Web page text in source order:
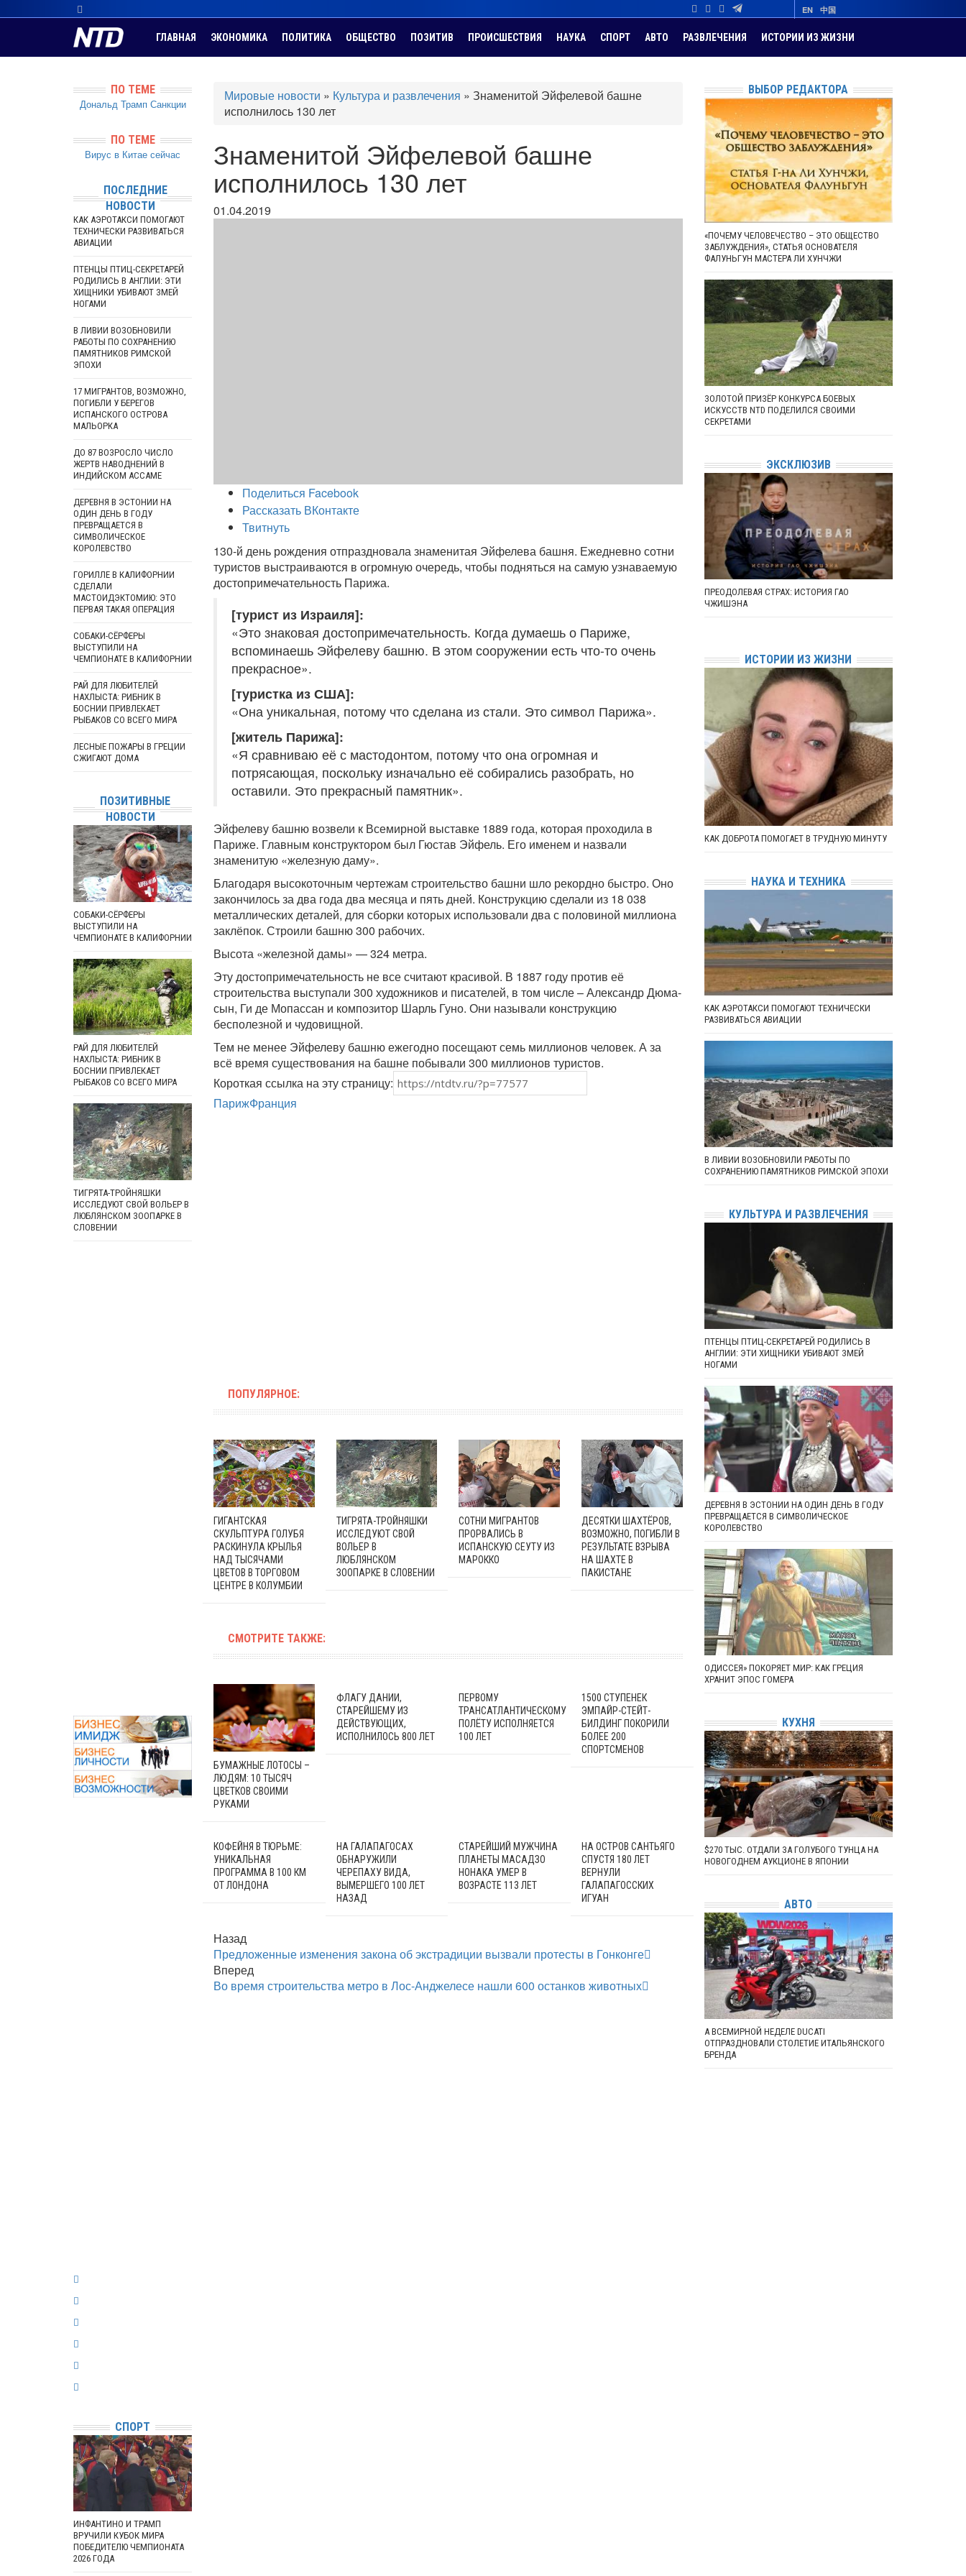
EN 中国
ГЛАВНАЯ ЭКОНОМИКА ПОЛИТИКА ОБЩЕСТВО ПОЗИТИВ ПРОИСШЕСТВИЯ НАУКА СПОРТ АВТО РАЗВЛЕЧЕНИЯ ИСТОРИИ ИЗ ЖИЗНИ
Мировые новости » Культура и развлечения » Знаменитой Эйфелевой башне
исполнилось 130 лет
Знаменитой Эйфелевой башне
исполнилось 130 лет
01.04.2019
Поделиться Facebook
Рассказать ВКонтакте
Твитнуть
130-й день рождения отпраздновала знаменитая Эйфелева башня. Ежедневно сотни
туристов выстраиваются в огромную очередь, чтобы подняться на самую узнаваемую
достопримечательность Парижа.
[турист из Израиля]:
«Это знаковая достопримечательность. Когда думаешь о Париже,
вспоминаешь Эйфелеву башню. В этом сооружении есть что-то очень
прекрасное».
[туристка из США]:
«Она уникальная, потому что сделана из стали. Это символ Парижа».
[житель Парижа]:
«Я сравниваю её с мастодонтом, потому что она огромная и
потрясающая, поскольку изначально её собирались разобрать, но
оставили. Это прекрасный памятник».
Эйфелеву башню возвели к Всемирной выставке 1889 года, которая проходила в
Париже. Главным конструктором был Гюстав Эйфель. Его именем и назвали
знаменитую «железную даму».
Благодаря высокоточным чертежам строительство башни шло рекордно быстро. Оно
закончилось за два года два месяца и пять дней. Конструкцию сделали из 18 038
металлических деталей, для сборки которых использовали два с половиной миллиона
заклёпок. Строили башню 300 рабочих.
Высота «железной дамы» — 324 метра.
Эту достопримечательность не все считают красивой. В 1887 году против её
строительства выступали 300 художников и писателей, в том числе – Александр Дюма-
сын, Ги де Мопассан и композитор Шарль Гуно. Они называли конструкцию
бесполезной и чудовищной.
Тем не менее Эйфелеву башню ежегодно посещают семь миллионов человек. А за
всё время существования на башне побывали 300 миллионов туристов.
Короткая ссылка на эту страницу:
ПарижФранция
ПОПУЛЯРНОЕ:
ГИГАНТСКАЯ
СКУЛЬПТУРА ГОЛУБЯ
РАСКИНУЛА КРЫЛЬЯ
НАД ТЫСЯЧАМИ
ЦВЕТОВ В ТОРГОВОМ
ЦЕНТРЕ В КОЛУМБИИ
ТИГРЯТА-ТРОЙНЯШКИ
ИССЛЕДУЮТ СВОЙ
ВОЛЬЕР В
ЛЮБЛЯНСКОМ
ЗООПАРКЕ В СЛОВЕНИИ
СОТНИ МИГРАНТОВ
ПРОРВАЛИСЬ В
ИСПАНСКУЮ СЕУТУ ИЗ
МАРОККО
ДЕСЯТКИ ШАХТЁРОВ,
ВОЗМОЖНО, ПОГИБЛИ В
РЕЗУЛЬТАТЕ ВЗРЫВА
НА ШАХТЕ В
ПАКИСТАНЕ
СМОТРИТЕ ТАКЖЕ:
БУМАЖНЫЕ ЛОТОСЫ –
ЛЮДЯМ: 10 ТЫСЯЧ
ЦВЕТКОВ СВОИМИ
РУКАМИ
ФЛАГУ ДАНИИ,
СТАРЕЙШЕМУ ИЗ
ДЕЙСТВУЮЩИХ,
ИСПОЛНИЛОСЬ 800 ЛЕТ
ПЕРВОМУ
ТРАНСАТЛАНТИЧЕСКОМУ
ПОЛЁТУ ИСПОЛНЯЕТСЯ
100 ЛЕТ
1500 СТУПЕНЕК
ЭМПАЙР-СТЕЙТ-
БИЛДИНГ ПОКОРИЛИ
БОЛЕЕ 200
СПОРТСМЕНОВ
КОФЕЙНЯ В ТЮРЬМЕ:
УНИКАЛЬНАЯ
ПРОГРАММА В 100 КМ
ОТ ЛОНДОНА
НА ГАЛАПАГОСАХ
ОБНАРУЖИЛИ
ЧЕРЕПАХУ ВИДА,
ВЫМЕРШЕГО 100 ЛЕТ
НАЗАД
СТАРЕЙШИЙ МУЖЧИНА
ПЛАНЕТЫ МАСАДЗО
НОНАКА УМЕР В
ВОЗРАСТЕ 113 ЛЕТ
НА ОСТРОВ САНТЬЯГО
СПУСТЯ 180 ЛЕТ
ВЕРНУЛИ
ГАЛАПАГОССКИХ
ИГУАН
Назад
Предложенные изменения закона об экстрадиции вызвали протесты в Гонконге
Вперед
Во время строительства метро в Лос-Анджелесе нашли 600 останков животных
ПО ТЕМЕ
Дональд Трамп Санкции
ПО ТЕМЕ
Вирус в Китае сейчас
ПОСЛЕДНИЕ
НОВОСТИ
КАК АЭРОТАКСИ ПОМОГАЮТ
ТЕХНИЧЕСКИ РАЗВИВАТЬСЯ
АВИАЦИИ
ПТЕНЦЫ ПТИЦ-СЕКРЕТАРЕЙ
РОДИЛИСЬ В АНГЛИИ: ЭТИ
ХИЩНИКИ УБИВАЮТ ЗМЕЙ
НОГАМИ
В ЛИВИИ ВОЗОБНОВИЛИ
РАБОТЫ ПО СОХРАНЕНИЮ
ПАМЯТНИКОВ РИМСКОЙ
ЭПОХИ
17 МИГРАНТОВ, ВОЗМОЖНО,
ПОГИБЛИ У БЕРЕГОВ
ИСПАНСКОГО ОСТРОВА
МАЛЬОРКА
ДО 87 ВОЗРОСЛО ЧИСЛО
ЖЕРТВ НАВОДНЕНИЙ В
ИНДИЙСКОМ АССАМЕ
ДЕРЕВНЯ В ЭСТОНИИ НА
ОДИН ДЕНЬ В ГОДУ
ПРЕВРАЩАЕТСЯ В
СИМВОЛИЧЕСКОЕ
КОРОЛЕВСТВО
ГОРИЛЛЕ В КАЛИФОРНИИ
СДЕЛАЛИ
МАСТОИДЭКТОМИЮ: ЭТО
ПЕРВАЯ ТАКАЯ ОПЕРАЦИЯ
СОБАКИ-СЁРФЕРЫ
ВЫСТУПИЛИ НА
ЧЕМПИОНАТЕ В КАЛИФОРНИИ
РАЙ ДЛЯ ЛЮБИТЕЛЕЙ
НАХЛЫСТА: РИБНИК В
БОСНИИ ПРИВЛЕКАЕТ
РЫБАКОВ СО ВСЕГО МИРА
ЛЕСНЫЕ ПОЖАРЫ В ГРЕЦИИ
СЖИГАЮТ ДОМА
ПОЗИТИВНЫЕ
НОВОСТИ
СОБАКИ-СЁРФЕРЫ
ВЫСТУПИЛИ НА
ЧЕМПИОНАТЕ В КАЛИФОРНИИ
РАЙ ДЛЯ ЛЮБИТЕЛЕЙ
НАХЛЫСТА: РИБНИК В
БОСНИИ ПРИВЛЕКАЕТ
РЫБАКОВ СО ВСЕГО МИРА
ТИГРЯТА-ТРОЙНЯШКИ
ИССЛЕДУЮТ СВОЙ ВОЛЬЕР В
ЛЮБЛЯНСКОМ ЗООПАРКЕ В
СЛОВЕНИИ
СПОРТ
ИНФАНТИНО И ТРАМП
ВРУЧИЛИ КУБОК МИРА
ПОБЕДИТЕЛЮ ЧЕМПИОНАТА
2026 ГОДА
ВЫБОР РЕДАКТОРА
«ПОЧЕМУ ЧЕЛОВЕЧЕСТВО – ЭТО ОБЩЕСТВО
ЗАБЛУЖДЕНИЯ», СТАТЬЯ ОСНОВАТЕЛЯ
ФАЛУНЬГУН МАСТЕРА ЛИ ХУНЧЖИ
ЗОЛОТОЙ ПРИЗЁР КОНКУРСА БОЕВЫХ
ИСКУССТВ NTD ПОДЕЛИЛСЯ СВОИМИ
СЕКРЕТАМИ
ЭКСКЛЮЗИВ
ПРЕОДОЛЕВАЯ СТРАХ: ИСТОРИЯ ГАО
ЧЖИШЭНА
ИСТОРИИ ИЗ ЖИЗНИ
КАК ДОБРОТА ПОМОГАЕТ В ТРУДНУЮ МИНУТУ
НАУКА И ТЕХНИКА
КАК АЭРОТАКСИ ПОМОГАЮТ ТЕХНИЧЕСКИ
РАЗВИВАТЬСЯ АВИАЦИИ
В ЛИВИИ ВОЗОБНОВИЛИ РАБОТЫ ПО
СОХРАНЕНИЮ ПАМЯТНИКОВ РИМСКОЙ ЭПОХИ
КУЛЬТУРА И РАЗВЛЕЧЕНИЯ
ПТЕНЦЫ ПТИЦ-СЕКРЕТАРЕЙ РОДИЛИСЬ В
АНГЛИИ: ЭТИ ХИЩНИКИ УБИВАЮТ ЗМЕЙ
НОГАМИ
ДЕРЕВНЯ В ЭСТОНИИ НА ОДИН ДЕНЬ В ГОДУ
ПРЕВРАЩАЕТСЯ В СИМВОЛИЧЕСКОЕ
КОРОЛЕВСТВО
ОДИССЕЯ» ПОКОРЯЕТ МИР: КАК ГРЕЦИЯ
ХРАНИТ ЭПОС ГОМЕРА
КУХНЯ
$270 ТЫС. ОТДАЛИ ЗА ГОЛУБОГО ТУНЦА НА
НОВОГОДНЕМ АУКЦИОНЕ В ЯПОНИИ
АВТО
А ВСЕМИРНОЙ НЕДЕЛЕ DUCATI
ОТПРАЗДНОВАЛИ СТОЛЕТИЕ ИТАЛЬЯНСКОГО
БРЕНДА